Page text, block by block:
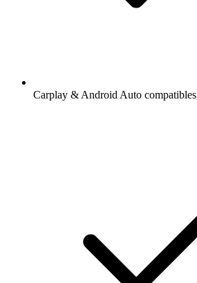
Carplay & Android Auto compatibles